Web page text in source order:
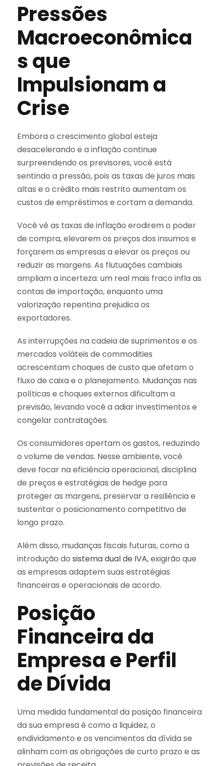
Pressões
Macroeconômica
s que
Impulsionam a
Crise
Embora o crescimento global esteja
desacelerando e a inflação continue
surpreendendo os previsores, você está
sentindo a pressão, pois as taxas de juros mais
altas e o crédito mais restrito aumentam os
custos de empréstimos e cortam a demanda.
Você vê as taxas de inflação erodirem o poder
de compra, elevarem os preços dos insumos e
forçarem as empresas a elevar os preços ou
reduzir as margens. As flutuações cambiais
ampliam a incerteza: um real mais fraco infla as
contas de importação, enquanto uma
valorização repentina prejudica os
exportadores.
As interrupções na cadeia de suprimentos e os
mercados voláteis de commodities
acrescentam choques de custo que afetam o
fluxo de caixa e o planejamento. Mudanças nas
políticas e choques externos dificultam a
previsão, levando você a adiar investimentos e
congelar contratações.
Os consumidores apertam os gastos, reduzindo
o volume de vendas. Nesse ambiente, você
deve focar na eficiência operacional, disciplina
de preços e estratégias de hedge para
proteger as margens, preservar a resiliência e
sustentar o posicionamento competitivo de
longo prazo.
Além disso, mudanças fiscais futuras, como a
introdução do sistema dual de IVA, exigirão que
as empresas adaptem suas estratégias
financeiras e operacionais de acordo.
Posição
Financeira da
Empresa e Perfil
de Dívida
Uma medida fundamental da posição financeira
da sua empresa é como a liquidez, o
endividamento e os vencimentos da dívida se
alinham com as obrigações de curto prazo e as